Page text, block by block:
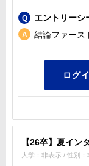
エントリーシ
結論ファース
【26卒】夏イン
大学：非表示 / 性別